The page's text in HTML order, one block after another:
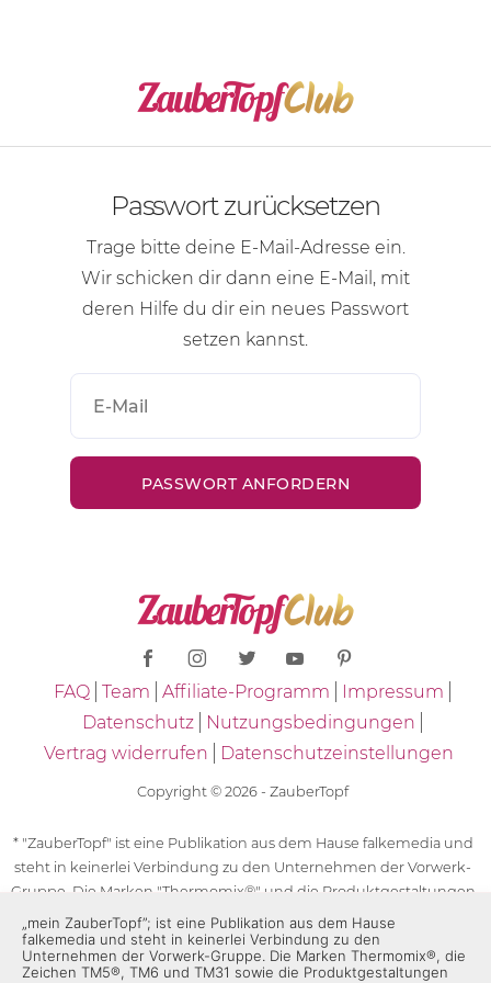
Passwort zurücksetzen
Trage bitte deine E-Mail-Adresse ein.
Wir schicken dir dann eine E-Mail , mit
deren Hilfe du dir ein neues Passwort
setzen kannst.
FAQ Team Affiliate-Programm
Impressum
Datenschutz
Nutzungsbedingungen
Vertrag widerrufen
Datenschutzeinstellungen
Copyright © 2026 - ZauberTopf
* "ZauberTopf" ist eine Publikation aus dem Hause falkemedia und
steht in keinerlei Verbindung zu den Unternehmen der Vorwerk-
Gruppe. Die Marken "Thermomix®" und die Produktgestaltungen
des "Thermomix®" sind eingetragene Marken der Unternehmen
der Vorwerk-Gruppe. Die Marken Thermomix®, die Zeichen TM5®,
TM6 und TM31 sowie die Produktgestaltungen des Thermomix®
„mein ZauberTopf”; ist eine Publikation aus dem Hause
falkemedia und steht in keinerlei Verbindung zu den
Unternehmen der Vorwerk-Gruppe. Die Marken Thermomix®, die
Zeichen TM5®, TM6 und TM31 sowie die Produktgestaltungen